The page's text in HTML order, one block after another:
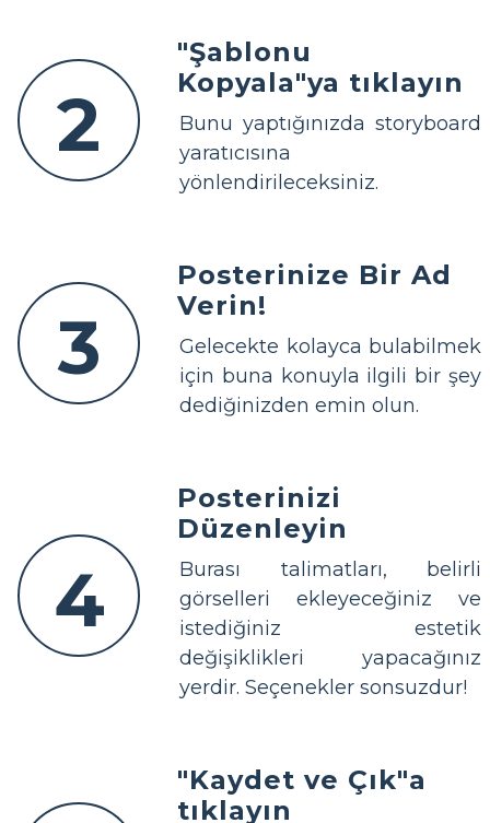
2
"Şablonu
Kopyala"ya tıklayın
Bunu yaptığınızda storyboard
yaratıcısına
yönlendirileceksiniz.
3
Posterinize Bir Ad
Verin!
Gelecekte kolayca bulabilmek
için buna konuyla ilgili bir şey
dediğinizden emin olun.
4
Posterinizi
Düzenleyin
Burası talimatları, belirli
görselleri ekleyeceğiniz ve
istediğiniz estetik
değişiklikleri yapacağınız
yerdir. Seçenekler sonsuzdur!
"Kaydet ve Çık"a
tıklayın